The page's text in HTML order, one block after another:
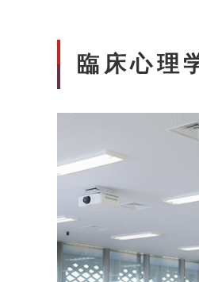
臨床心理